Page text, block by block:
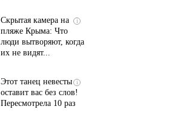
люди вытворяют, когда
их не видят...
Этот танец невесты
Пересмотрела 10 раз